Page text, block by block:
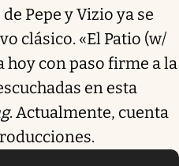
Pepe y Vizio ya se
clásico. «El Patio (w/
hoy con paso firme a la
en esta
. Actualmente, cuenta